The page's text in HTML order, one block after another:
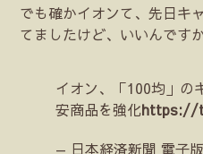
でも確かイオンて、先日キ
てましたけど、いいんですか
イオン、「100均」
安商品を強化https://
— 日本経済新聞 電子版